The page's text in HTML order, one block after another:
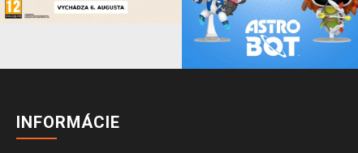
INFORMÁCIE